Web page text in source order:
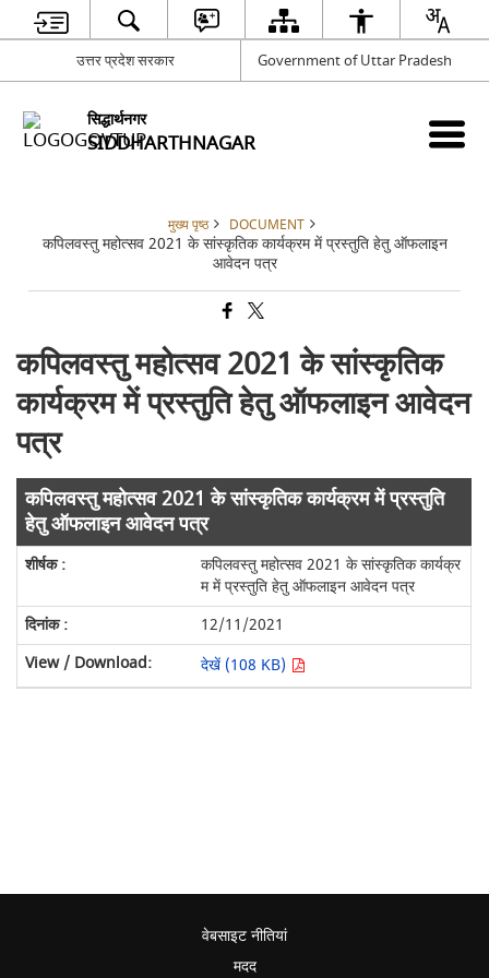
उत्तर प्रदेश सरकार Government of Uttar Pradesh
सिद्धार्थनगर
SIDDHARTHNAGAR
मुख्य पृष्ठ DOCUMENT
कपिलवस्तु महोत्सव 2021 के सांस्कृतिक कार्यक्रम में प्रस्तुति हेतु ऑफलाइन
आवेदन पत्र
कपिलवस्तु महोत्सव 2021 के सांस्कृतिक
कार्यक्रम में प्रस्तुति हेतु ऑफलाइन आवेदन
पत्र
कपिलवस्तु महोत्सव 2021 के सांस्कृतिक कार्यक्रम में प्रस्तुति
हेतु ऑफलाइन आवेदन पत्र
कपिलवस्तु महोत्सव 2021 के सांस्कृतिक कार्यक्र
म में प्रस्तुति हेतु ऑफलाइन आवेदन पत्र
12/11/2021
देखें (108 KB)
वेबसाइट नीतियां
मदद